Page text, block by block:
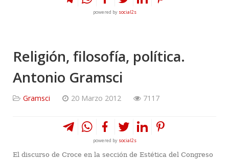
powered by social2s
Religión, filosofía, política.
Antonio Gramsci
Gramsci 20 Marzo 2012 7117
powered by social2s
El discurso de Croce en la sección de Estética del Congreso